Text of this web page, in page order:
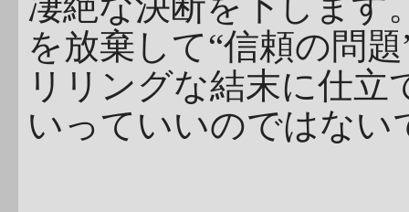
を放棄して“信頼の問
リリングな結末に仕
いっていいのではない